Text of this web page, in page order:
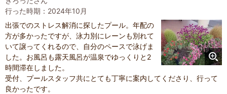
行った時期：2024年10月
出張でのストレス解消に探したプール。年配の
方が多かったですが、泳力別にレーンも別れて
いて譲ってくれるので、自分のペースで泳げま
した。お風呂も露天風呂が温泉でゆっくりと2
時間滞在しました。
受付、プールスタッフ共にとても丁寧に案内してくださり、行って
良かったです。